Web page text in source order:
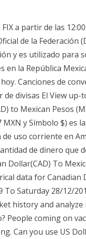
a partir de las
de la Federación
y es utilizado para
la República
Canciones de
de divisas El View
to Mexican Pesos
MXN y Símbolo $) es
uso corriente en
de dinero que
Dollar(CAD) To
data for Canadian
To Saturday 28/12/
history and analyze
People coming on
Can you use US